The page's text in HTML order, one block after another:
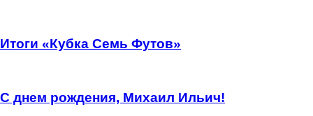
Итоги «Кубка Семь Футов»
С днем рождения, Михаил Ильич!